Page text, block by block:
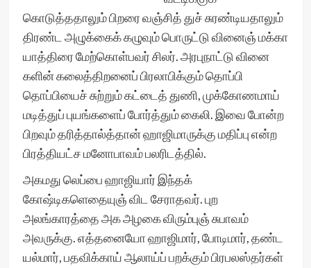
கொடுத்ததாலும் பிறரை வஞ்சித் துச் சுரண்டியதாலும்
திரண்ட அழுக்கைக் கழுவும் பொருட்டு வினைஞ் மக்கா
யாத்திரை மேற்கொள்பவர் சிலர். அரபுநாட்டு வினை
களின் கலைத்திறனைப் பிரலாபிக்கும் தொப்பி
தொப்பியைச் சுற்றும் கட்டைத் துணி, முக்கோணமாய்
மடித்துப் புயங்களைப் போர்த்தும் கைலி. இவை போன்ற
பிறவும் தரித்தால்த்தான் ஹாஜிமாருக்கு மதிப்பு என்ற
பிரத்தியட்ச மனோபாவம் பலரிடத்தில்.
அகமது லெப்பை ஹாஜியார் இந்தக்
கோஷ்டிகளெதையுஞ் விட சேராதவர். புற
அலங்காரத்தை அக அழகை விரும்புஞ் சுபாவம்
அவருக்கு. எத்தனையோ ஹாஜிமார், போடிமார், தண்ட
யல்மார், பதவிக்காய் ஆலாய்ப் பறக்கும் பிரபலஸ்தர்கள்